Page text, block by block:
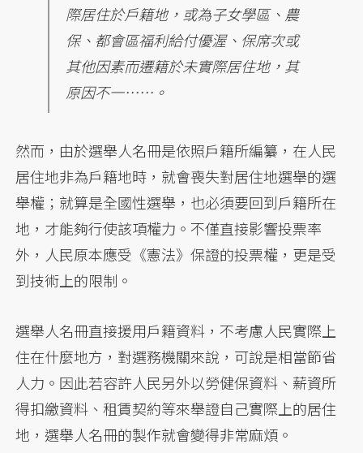
際居住於戶籍地，或為子女學區、農
保、都會區福利給付優渥、保席次或
其他因素而遷籍於未實際居住地，其
原因不一……。
然而，由於選舉人名冊是依照戶籍所編纂，在人民
居住地非為戶籍地時，就會喪失對居住地選舉的選
舉權；就算是全國性選舉，也必須要回到戶籍所在
地，才能夠行使該項權力。不僅直接影響投票率
外，人民原本應受《憲法》保證的投票權，更是受
到技術上的限制。
選舉人名冊直接援用戶籍資料，不考慮人民實際上
住在什麼地方，對選務機關來說，可說是相當節省
人力。因此若容許人民另外以勞健保資料、薪資所
得扣繳資料、租賃契約等來舉證自己實際上的居住
地，選舉人名冊的製作就會變得非常麻煩。